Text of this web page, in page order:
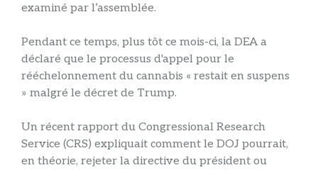
examiné par l’assemblée.
Pendant ce temps, plus tôt ce mois-ci, la DEA a
déclaré que le processus d'appel pour le
rééchelonnement du cannabis « restait en suspens
» malgré le décret de Trump.
Un récent rapport du Congressional Research
Service (CRS) expliquait comment le DOJ pourrait,
en théorie, rejeter la directive du président ou